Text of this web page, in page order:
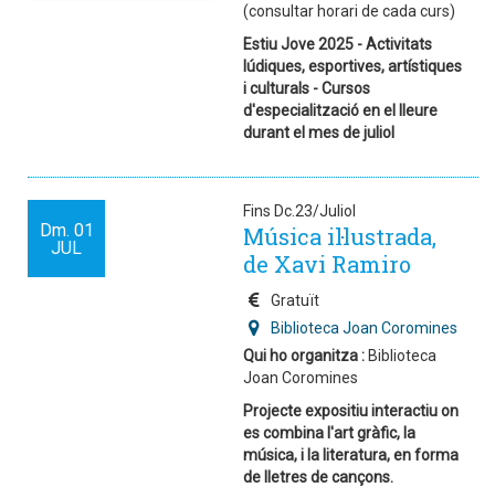
(consultar horari de cada curs)
Estiu Jove 2025 - Activitats
lúdiques, esportives, artístiques
i culturals - Cursos
d'especialització en el lleure
durant el mes de juliol
Dm. 01
JUL
Fins Dc.23/Juliol
Música il·lustrada,
de Xavi Ramiro
Gratuït
Biblioteca Joan Coromines
Qui ho organitza : Biblioteca
Joan Coromines
Projecte expositiu interactiu on
es combina l'art gràfic, la
música, i la literatura, en forma
de lletres de cançons.